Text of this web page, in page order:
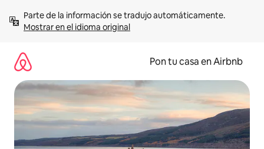
contenidoMostrar en el idioma original
Pon tu casa en Airbnb